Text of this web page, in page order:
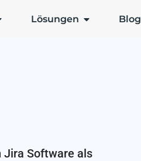
Lösungen Blog
Jira Software als